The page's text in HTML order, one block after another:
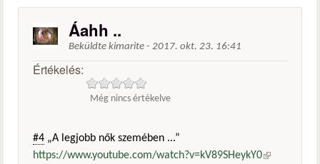
Áahh ..
Beküldte kimarite - 2017. okt. 23. 16:41
Értékelés:
Még nincs értékelve
#4 „A legjobb nők szemében ...”
https://www.youtube.com/watch?v=kV89SHeykY0(külső